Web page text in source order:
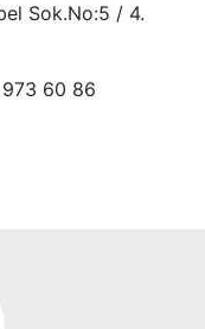
Sok.No:5 / 4.
60 86